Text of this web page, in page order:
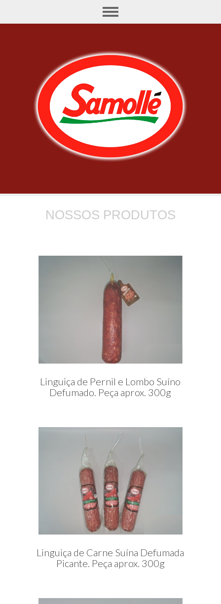
NOSSOS PRODUTOS
Linguiça de Pernil e Lombo Suíno
Defumado. Peça aprox. 300g
Linguiça de Carne Suína Defumada
Picante. Peça aprox. 300g